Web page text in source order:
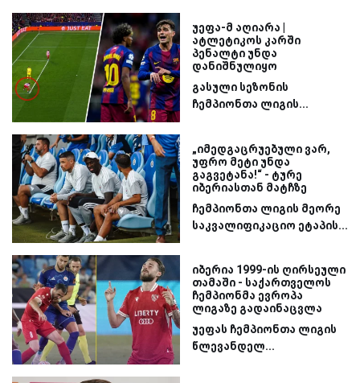
უეფა-მ აღიარა |
ატლეტიკოს კარში
პენალტი უნდა
დანიშნულიყო
გასული სეზონის
ჩემპიონთა ლიგის...
„იმედგაცრუებული ვარ,
უფრო მეტი უნდა
გაგვეტანა!“ - ტურე
იბერიასთან მატჩზე
ჩემპიონთა ლიგის მეორე
საკვალიფიკაციო ეტაპის...
იბერია 1999-ის ღირსეული
თამაში - საქართველოს
ჩემპიონმა ევროპა
ლიგაზე გადაინაცვლა
უეფას ჩემპიონთა ლიგის
წლევანდელ...